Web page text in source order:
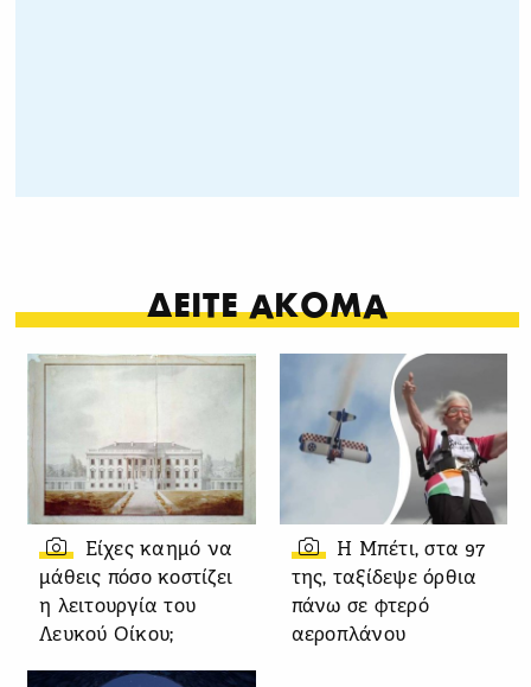
ΔΕΙΤΕ ΑΚΟΜΑ
Είχες καημό να
μάθεις πόσο κοστίζει
η λειτουργία του
Λευκού Οίκου;
Η Μπέτι, στα 97
της, ταξίδεψε όρθια
πάνω σε φτερό
αεροπλάνου